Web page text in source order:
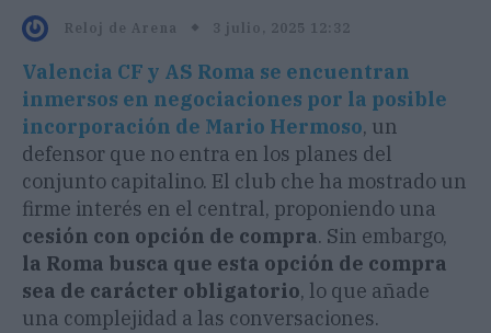
Reloj de Arena 3 julio, 2025 12:32
Valencia CF y AS Roma se encuentran
inmersos en negociaciones por la posible
incorporación de Mario Hermoso, un
defensor que no entra en los planes del
conjunto capitalino. El club che ha mostrado un
firme interés en el central, proponiendo una
cesión con opción de compra. Sin embargo,
la Roma busca que esta opción de compra
sea de carácter obligatorio, lo que añade
una complejidad a las conversaciones.